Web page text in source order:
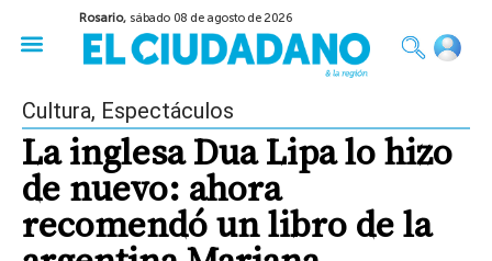
Rosario, sábado 08 de agosto de 2026
Cultura, Espectáculos
La inglesa Dua Lipa lo hizo
de nuevo: ahora
recomendó un libro de la